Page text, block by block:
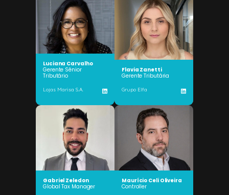
Luciana Carvalho
Gerente Sênior
Tributário
Lojas Marisa S.A.
Flavia Zanetti
Gerente Tributária
Grupo Elfa
Gabriel Zeledon
Global Tax Manager
Maurício Celi Oliveira
Controller